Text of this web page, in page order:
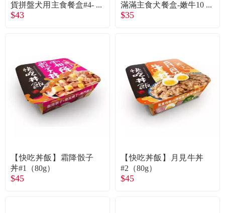
貨拼盤犬用主食餐盒#4-
嫩汁牛排佐野菜（100
$43
滿滿主食犬餐盒-嫩牛10
0g
$35
【快吃丼飯】霜降骰子
丼#1（80g）
$45
【快吃丼飯】月見牛丼
#2（80g）
$45